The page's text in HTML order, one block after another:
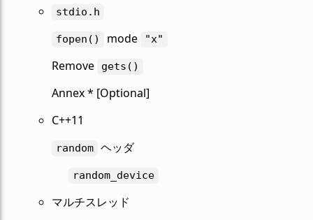
stdio.h
fopen() mode "x"
Remove gets()
Annex * [Optional]
C++11
random ヘッダ
random_device
マルチスレッド